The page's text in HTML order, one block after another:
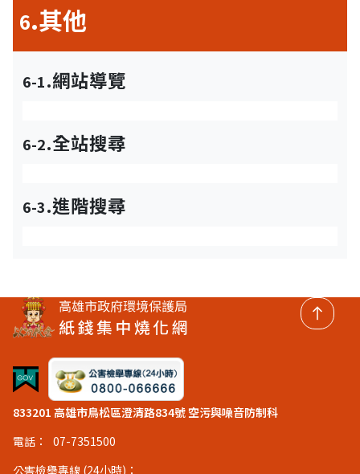
6.其他
6-1.網站導覽
6-2.全站搜尋
6-3.進階搜尋
833201 高雄市鳥松區澄清路834號 空污與噪音防制科
電話：
07-7351500
公害檢舉專線 (24小時)：
回頂